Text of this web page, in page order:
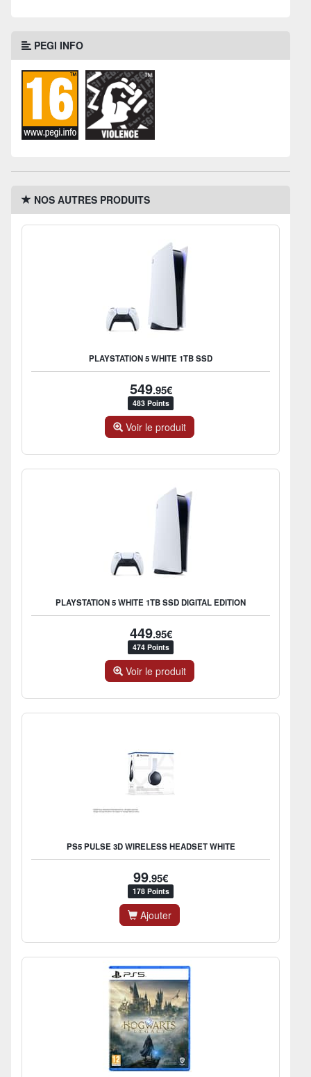
PEGI INFO
NOS AUTRES PRODUITS
PLAYSTATION 5 WHITE 1TB SSD
549.95€
483 Points
Voir le produit
PLAYSTATION 5 WHITE 1TB SSD DIGITAL EDITION
449.95€
474 Points
Voir le produit
PS5 PULSE 3D WIRELESS HEADSET WHITE
99.95€
178 Points
Ajouter